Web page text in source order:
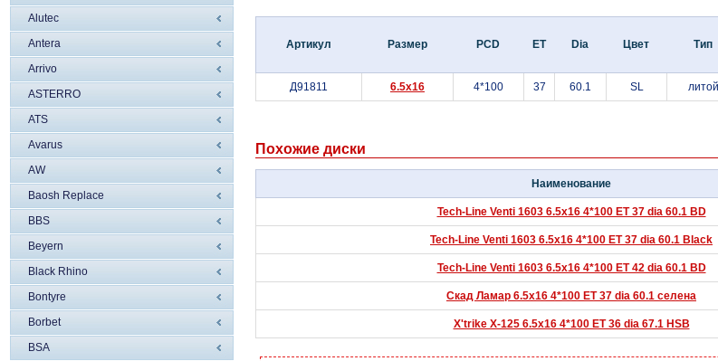
Alutec
Antera
Arrivo
ASTERRO
ATS
Avarus
AW
Baosh Replace
BBS
Beyern
Black Rhino
Bontyre
Borbet
BSA
Артикул Размер PCD ET Dia Цвет Тип
Д91811 6.5x16 4*100 37 60.1 SL литой
Похожие диски
Наименование
Tech-Line Venti 1603 6.5x16 4*100 ET 37 dia 60.1 BD
Tech-Line Venti 1603 6.5x16 4*100 ET 37 dia 60.1 Black
Tech-Line Venti 1603 6.5x16 4*100 ET 42 dia 60.1 BD
Скад Ламар 6.5x16 4*100 ET 37 dia 60.1 cелена
X'trike X-125 6.5x16 4*100 ET 36 dia 67.1 HSB